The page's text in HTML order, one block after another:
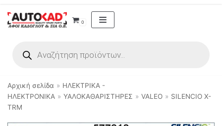
Μεταπηδήστε
στο
0
Αρχική σελίδα » ΗΛΕΚΤΡΙΚΑ -
ΗΛΕΚΤΡΟΝΙΚΑ » ΥΑΛΟΚΑΘΑΡΙΣΤΗΡΕΣ » VALEO » SILENCIO X-
TRM